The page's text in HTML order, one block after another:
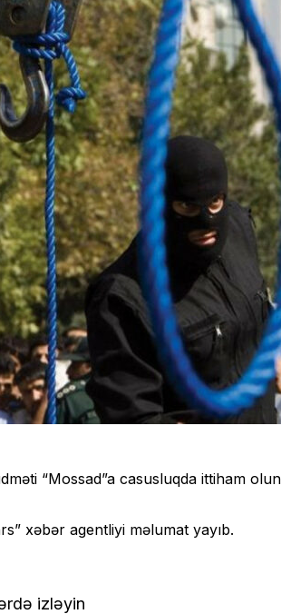
“Mossad”a casusluqda ittiham
xəbər agentliyi məlumat yayıb.
izləyin